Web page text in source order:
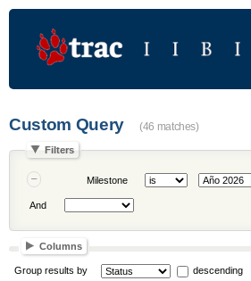
Custom Query (46 matches)
Filters
Milestone
And
Columns
Group results by descending